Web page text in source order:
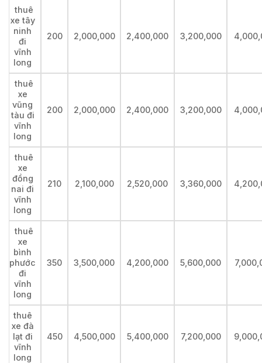
thuê
xe tây
ninh
đi
vĩnh
long
200 2,000,000 2,400,000 3,200,000
thuê
xe
vũng
tàu đi
vĩnh
long
200 2,000,000 2,400,000 3,200,000
thuê
xe
đồng
nai đi
vĩnh
long
210 2,100,000 2,520,000 3,360,000
thuê
xe
bình
phước
đi
vĩnh
long
350 3,500,000 4,200,000 5,600,000
thuê
xe đà
lạt đi
vĩnh
long
450 4,500,000 5,400,000 7,200,000